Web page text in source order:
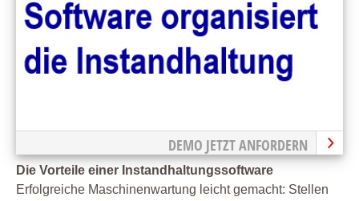
DEMO JETZT ANFORDERN
Die Vorteile einer Instandhaltungssoftware
Erfolgreiche Maschinenwartung leicht gemacht: Stellen